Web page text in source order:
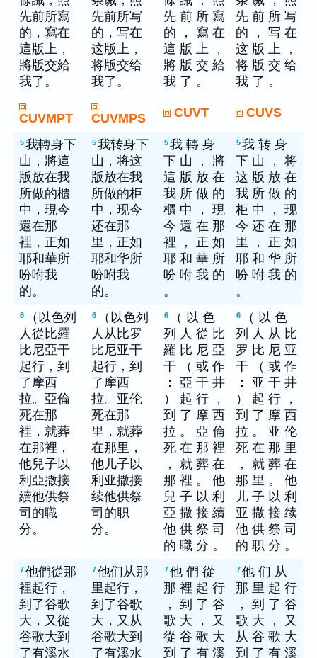
先前所寫
的，寫在
這版上，
將版交給
我了。
先前所写
的，写在
这版上，
将版交给
我了。
先 前 所 寫
的 ， 寫 在
這 版 上 ，
將 版 交 給
我 了 。
先 前 所 写
的 ， 写 在
这 版 上 ，
将 版 交 给
我 了 。
CUVMPT CUVMPS CUVT CUVS
5我轉身下
山，將這
版放在我
所做的櫃
中，現今
還在那
裡，正如
耶和華所
吩咐我
的。
5我转身下
山，将这
版放在我
所做的柜
中，现今
还在那
里，正如
耶和华所
吩咐我
的。
5我 轉 身
下 山 ， 將
這 版 放 在
我 所 做 的
櫃 中 ， 現
今 還 在 那
裡 ， 正 如
耶 和 華 所
吩 咐 我 的
。
5我 转 身
下 山 ， 将
这 版 放 在
我 所 做 的
柜 中 ， 现
今 还 在 那
里 ， 正 如
耶 和 华 所
吩 咐 我 的
。
6
（以色列
人從比羅
比尼亞干
起行，到
了摩西
拉。亞倫
死在那
裡，就葬
在那裡，
他兒子以
利亞撒接
續他供祭
司的職
分。
6
（以色列
人从比罗
比尼亚干
起行，到
了摩西
拉。亚伦
死在那
里，就葬
在那里，
他儿子以
利亚撒接
续他供祭
司的职
分。
6
（ 以 色
列 人 從 比
羅 比 尼 亞
干 （ 或 作
： 亞 干 井
） 起 行 ，
到 了 摩 西
拉 。 亞 倫
死 在 那 裡
， 就 葬 在
那 裡 。 他
兒 子 以 利
亞 撒 接 續
他 供 祭 司
的 職 分 。
6
（ 以 色
列 人 从 比
罗 比 尼 亚
干 （ 或 作
： 亚 干 井
） 起 行 ，
到 了 摩 西
拉 。 亚 伦
死 在 那 里
， 就 葬 在
那 里 。 他
儿 子 以 利
亚 撒 接 续
他 供 祭 司
的 职 分 。
7他們從那
裡起行，
到了谷歌
大，又從
谷歌大到
了有溪水
7他们从那
里起行，
到了谷歌
大，又从
谷歌大到
了有溪水
7他 們 從
那 裡 起 行
， 到 了 谷
歌 大 ， 又
從 谷 歌 大
到 了 有 溪
7他 们 从
那 里 起 行
， 到 了 谷
歌 大 ， 又
从 谷 歌 大
到 了 有 溪